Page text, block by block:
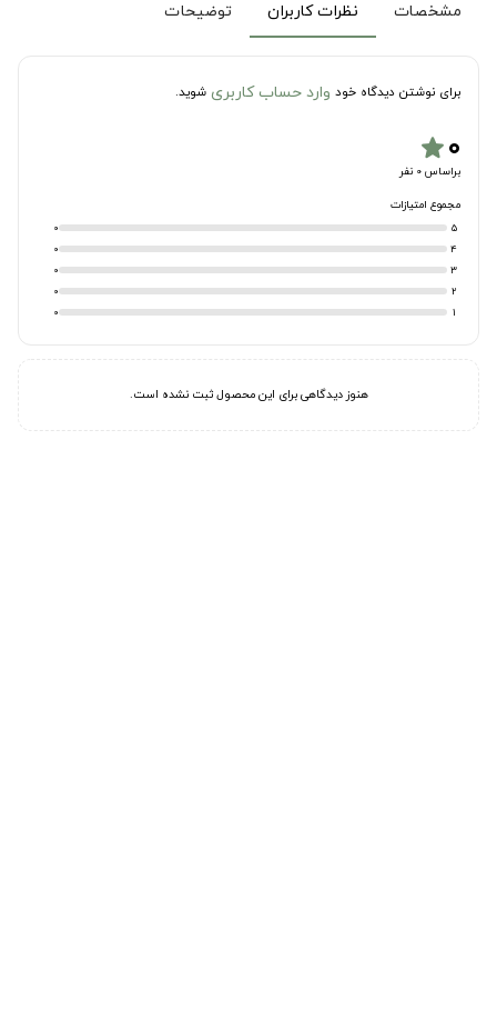
مشخصات نظرات کاربران توضیحات
برای نوشتن دیدگاه خود وارد حساب کاربری شوید.
۰star
براساس 0 نفر
مجموع امتیازات
5
0
4
0
3
0
2
0
1
0
هنوز دیدگاهی برای این محصول ثبت نشده است.